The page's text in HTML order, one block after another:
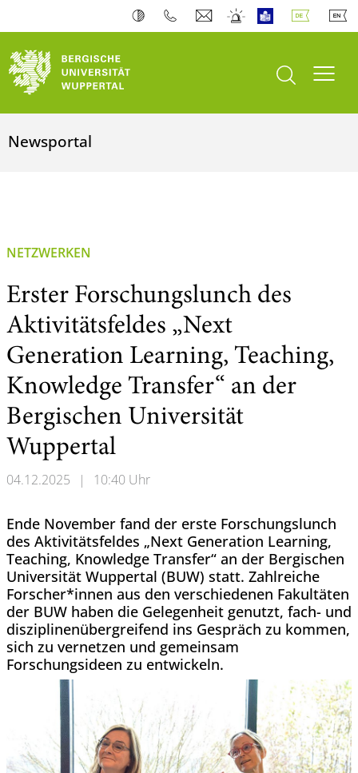
Suche öffnen
Newsportal
NETZWERKEN
Erster Forschungslunch des
Aktivitätsfeldes „Next
Generation Learning, Teaching,
Knowledge Transfer“ an der
Bergischen Universität
Wuppertal
04.12.2025 | 10:40 Uhr
Ende November fand der erste Forschungslunch
des Aktivitätsfeldes „Next Generation Learning,
Teaching, Knowledge Transfer“ an der Bergischen
Universität Wuppertal (BUW) statt. Zahlreiche
Forscher*innen aus den verschiedenen Fakultäten
der BUW haben die Gelegenheit genutzt, fach- und
disziplinenübergreifend ins Gespräch zu kommen,
sich zu vernetzen und gemeinsam
Forschungsideen zu entwickeln.